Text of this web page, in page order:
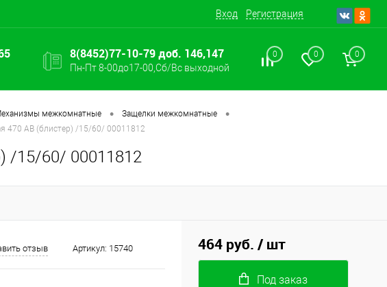
Вход Регистрация
8(8452)77-10-79 доб. 146,147
Пн-Пт 8-00до17-00,Сб/Вс выходной
0 0 0
межкомнатные • Защелки межкомнатные •
470 АВ (блистер) /15/60/ 00011812
/15/60/ 00011812
отзыв Артикул: 15740 464 руб. / шт
Под заказ